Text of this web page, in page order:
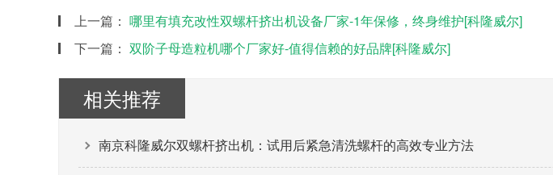
上一篇： 哪里有填充改性双螺杆挤出机设备厂家-1年保修，终身维护[科隆威尔]
下一篇： 双阶子母造粒机哪个厂家好-值得信赖的好品牌[科隆威尔]
相关推荐
南京科隆威尔双螺杆挤出机：试用后紧急清洗螺杆的高效专业方法